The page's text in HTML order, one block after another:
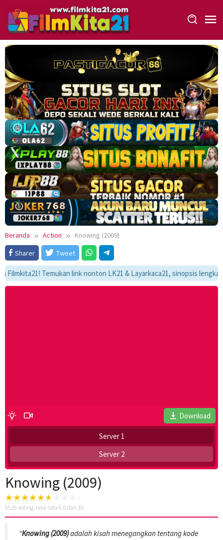
konten
Beranda Action
Knowing (2009)
Sharer
Tweet
Temukan link nonton LK21 & Layarkaca21, sinopsis lengkap,
Download
Server 1
Server 2
Knowing (2009)
5526 voting, rata-rata 6.0 dari 10
“Knowing (2009)adalah kisah menegangkan tentang kode